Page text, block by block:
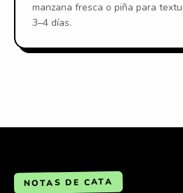
manzana fresca o piña para
3–4 días.
NOTAS DE CATA